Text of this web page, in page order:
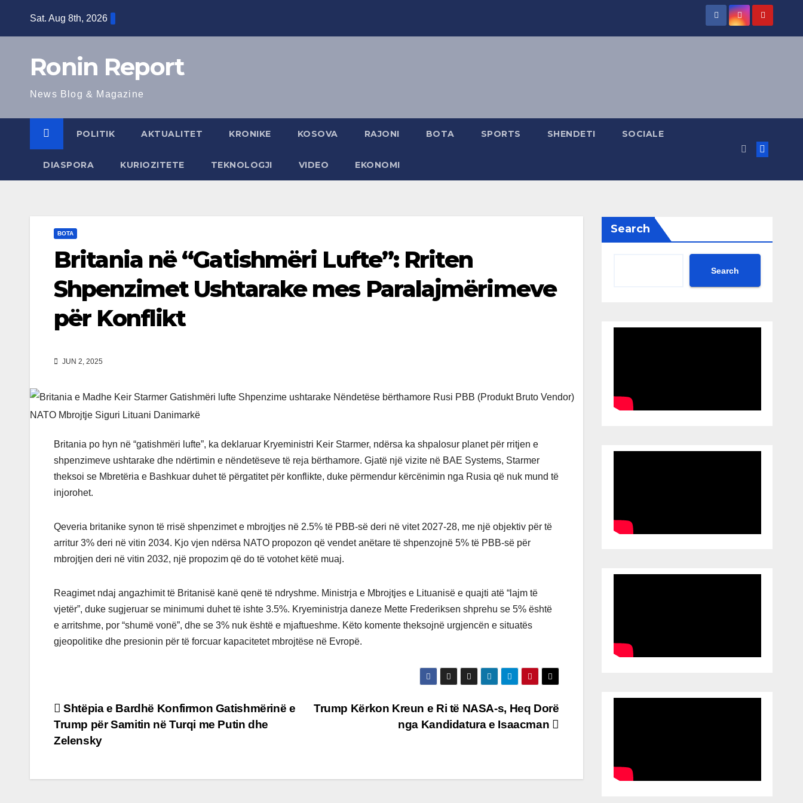
Sat. Aug 8th, 2026
Ronin Report
News Blog & Magazine
POLITIK AKTUALITET KRONIKE KOSOVA RAJONI BOTA SPORTS SHENDETI SOCIALE
DIASPORA KURIOZITETE TEKNOLOGJI VIDEO EKONOMI
BOTA
Britania në “Gatishmëri Lufte”: Rriten
Shpenzimet Ushtarake mes Paralajmërimeve
për Konflikt
JUN 2, 2025
Britania po hyn në “gatishmëri lufte”, ka deklaruar Kryeministri Keir Starmer, ndërsa ka shpalosur planet për rritjen e
shpenzimeve ushtarake dhe ndërtimin e nëndetëseve të reja bërthamore. Gjatë një vizite në BAE Systems, Starmer
theksoi se Mbretëria e Bashkuar duhet të përgatitet për konflikte, duke përmendur kërcënimin nga Rusia që nuk mund të
injorohet.
Qeveria britanike synon të rrisë shpenzimet e mbrojtjes në 2.5% të PBB-së deri në vitet 2027-28, me një objektiv për të
arritur 3% deri në vitin 2034. Kjo vjen ndërsa NATO propozon që vendet anëtare të shpenzojnë 5% të PBB-së për
mbrojtjen deri në vitin 2032, një propozim që do të votohet këtë muaj.
Reagimet ndaj angazhimit të Britanisë kanë qenë të ndryshme. Ministrja e Mbrojtjes e Lituanisë e quajti atë “lajm të
vjetër”, duke sugjeruar se minimumi duhet të ishte 3.5%. Kryeministrja daneze Mette Frederiksen shprehu se 5% është
e arritshme, por “shumë vonë”, dhe se 3% nuk është e mjaftueshme. Këto komente theksojnë urgjencën e situatës
gjeopolitike dhe presionin për të forcuar kapacitetet mbrojtëse në Evropë.
Post
navigation
Trump Kërkon Kreun e Ri të NASA-s, Heq Dorë
nga Kandidatura e Isaacman
Shtëpia e Bardhë Konfirmon Gatishmërinë e
Trump për Samitin në Turqi me Putin dhe
Zelensky
Search
Search